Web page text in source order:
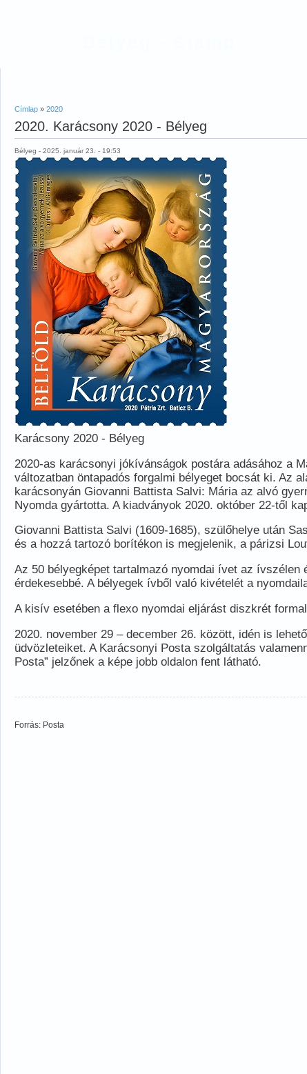
Címlap » 2020
2020. Karácsony 2020 - Bélyeg
Bélyeg - 2025. január 23. - 19:53
Karácsony 2020 - Bélyeg
2020-as karácsonyi jókívánságok postára adásához a
változatban öntapadós forgalmi bélyeget bocsát ki. Az
karácsonyán Giovanni Battista Salvi: Mária az alvó
Nyomda gyártotta. A kiadványok 2020. október 22-től
Giovanni Battista Salvi (1609-1685), szülőhelye után
és a hozzá tartozó borítékon is megjelenik, a párizsi
Az 50 bélyegképet tartalmazó nyomdai ívet az
érdekesebbé. A bélyegek ívből való kivételét a
A kisív esetében a flexo nyomdai eljárást diszkrét
2020. november 29 – december 26. között, idén is
üdvözleteiket. A Karácsonyi Posta szolgáltatás
Posta” jelzőnek a képe jobb oldalon fent látható.
Forrás: Posta